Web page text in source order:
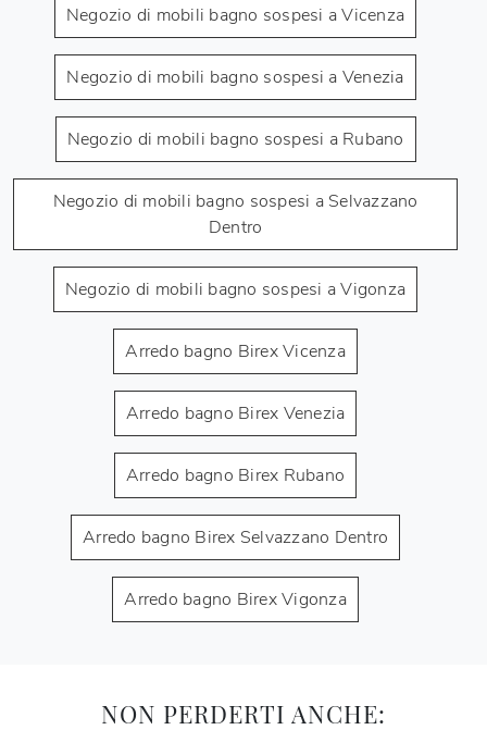
Negozio di mobili bagno sospesi a Vicenza
Negozio di mobili bagno sospesi a Venezia
Negozio di mobili bagno sospesi a Rubano
Negozio di mobili bagno sospesi a Selvazzano
Dentro
Negozio di mobili bagno sospesi a Vigonza
Arredo bagno Birex Vicenza
Arredo bagno Birex Venezia
Arredo bagno Birex Rubano
Arredo bagno Birex Selvazzano Dentro
Arredo bagno Birex Vigonza
NON PERDERTI ANCHE: